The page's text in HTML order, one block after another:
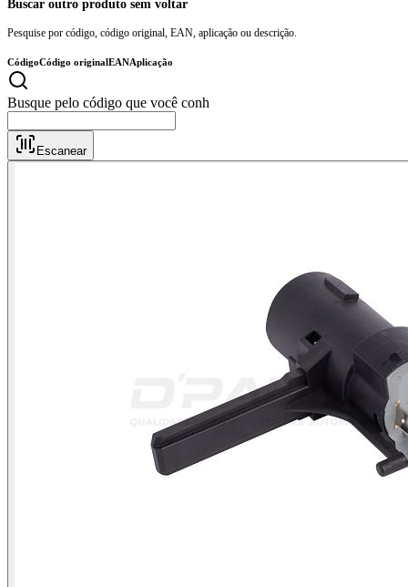
Buscar outro produto sem voltar
Pesquise por código, código original, EAN, aplicação ou descrição.
CódigoCódigo originalEANAplicação
Busque pelo
Escanear